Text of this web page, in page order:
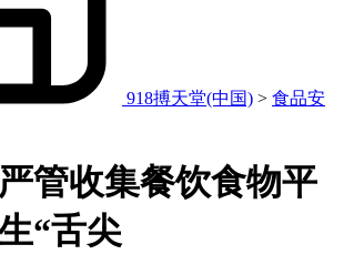
918搏天堂(中国) > 食品安
管收集餐饮食物平
“舌尖